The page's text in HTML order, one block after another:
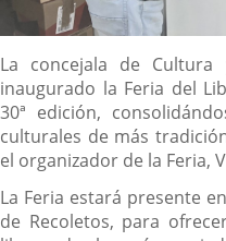
Descripción
La concejala de
inaugurado la Feria del
30ª edición,
culturales de más
el organizador de la Feria,
La Feria estará presente
de Recoletos, para